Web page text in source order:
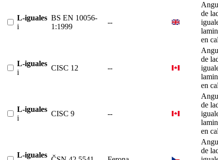
L-iguales
i
BS EN 10056-
1:1999
--
de
en
L-iguales
i
CISC 12 --
de
en
L-iguales
i
CISC 9 --
de
en
L-iguales
de